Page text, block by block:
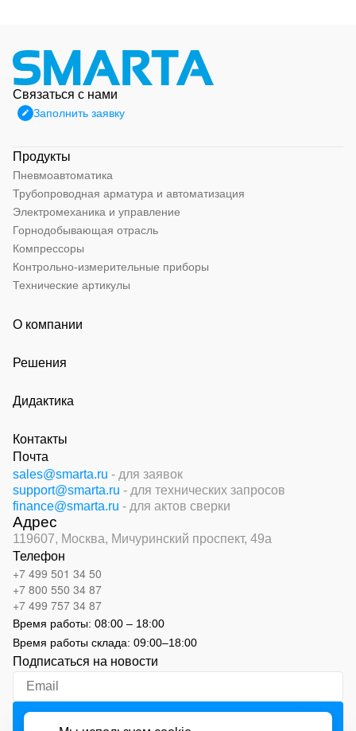
Связаться с нами
Заполнить заявку
Продукты
Пневмоавтоматика
Трубопроводная арматура и автоматизация
Электромеханика и управление
Горнодобывающая отрасль
Компрессоры
Контрольно-измерительные приборы
Технические артикулы
О компании
Решения
Дидактика
Контакты
Почта
sales@smarta.ru - для заявок
support@smarta.ru - для технических запросов
finance@smarta.ru - для актов сверки
Адрес
119607, Москва, Мичуринский проспект, 49а
Телефон
+7 499 501 34 50
+7 800 550 34 87
+7 499 757 34 87
Время работы: 08:00 – 18:00
Время работы склада: 09:00–18:00
Подписаться на новости